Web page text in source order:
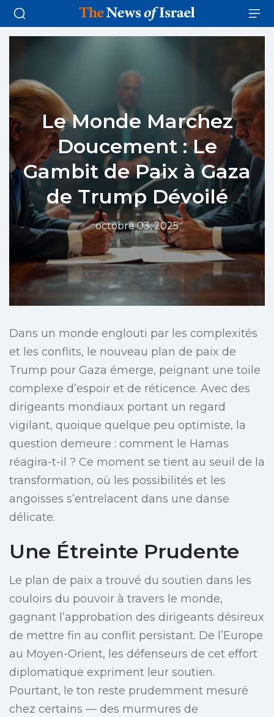
Le Monde Marchez
Doucement : Le
Gambit de Paix à Gaza
de Trump Dévoilé
octobre 03, 2025
Dans un monde englouti par les complexités
et les conflits, le nouveau plan de paix de
Trump pour Gaza émerge, peignant une toile
complexe d’espoir et de réticence. Avec des
dirigeants mondiaux portant un regard
vigilant, quoique quelque peu optimiste, la
question demeure : comment le Hamas
réagira-t-il ? Ce moment se tient au seuil de la
transformation, où les possibilités et les
angoisses s’entrelacent dans une danse
délicate.
Une Étreinte Prudente
Le plan de paix a trouvé du soutien dans les
couloirs du pouvoir à travers le monde,
gagnant l’approbation des dirigeants désireux
de mettre fin au conflit persistant. De l’Europe
au Moyen-Orient, les défenseurs de cet effort
diplomatique expriment leur soutien.
Pourtant, le ton reste prudemment mesuré
chez certains — des murmures de